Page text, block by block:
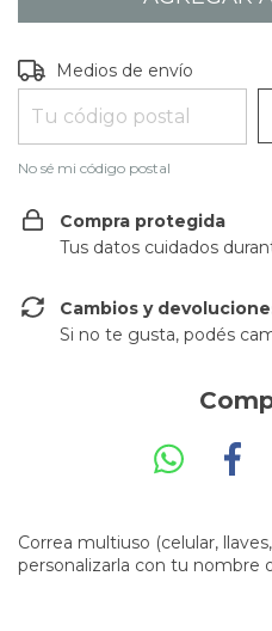
Entregas para el CP:
Medios de envío
No sé mi código postal
Compra protegida
Tus datos cuidados
Cambios y
Si no te gusta, podés
Correa multiuso (celular,
personalizarla con tu nombre